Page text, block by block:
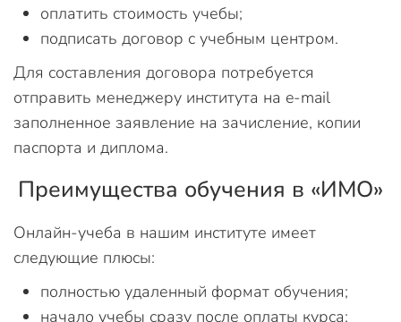
оплатить стоимость учебы;
подписать договор с учебным центром.
Для составления договора потребуется
отправить менеджеру института на e-mail
заполненное заявление на зачисление, копии
паспорта и диплома.
Преимущества обучения в «ИМО»
Онлайн-учеба в нашим институте имеет
следующие плюсы:
полностью удаленный формат обучения;
начало учебы сразу после оплаты курса;